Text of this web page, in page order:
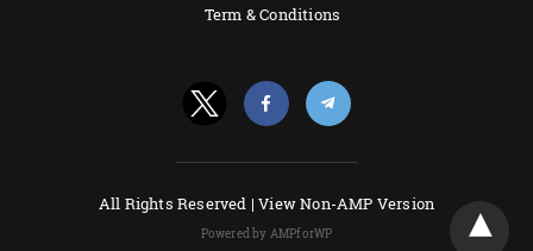
Term & Conditions
All Rights Reserved |View Non-AMP Version
Powered by AMPforWP